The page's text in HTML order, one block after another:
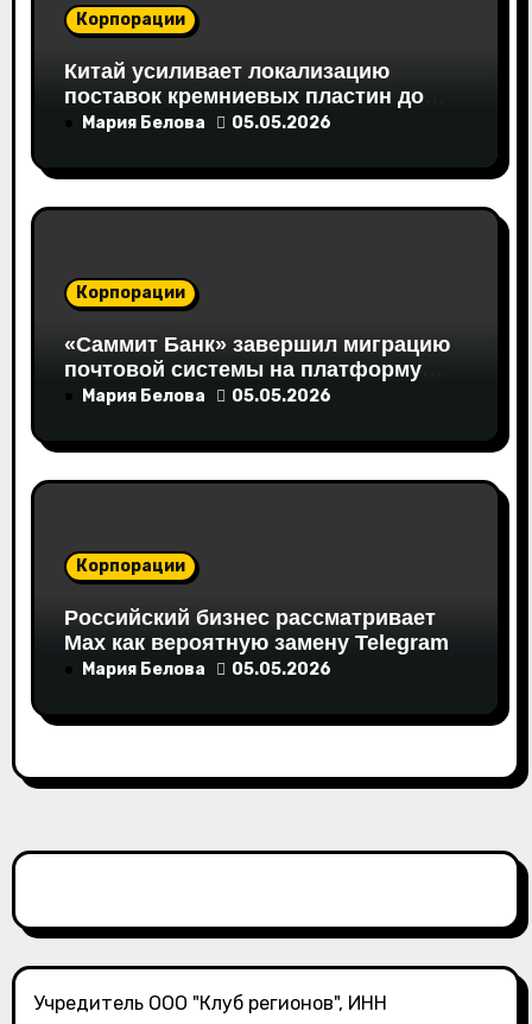
я
м
Корпорации
Китай усиливает локализацию
поставок кремниевых пластин до
70%Мария Белова 05.05.2026
Корпорации
«Саммит Банк» завершил миграцию
почтовой системы на платформу
CommuniGate Pro
Мария Белова 05.05.2026
Корпорации
Российский бизнес рассматривает
Max как вероятную замену Telegram
Мария Белова 05.05.2026
Учредитель ООО "Клуб регионов", ИНН